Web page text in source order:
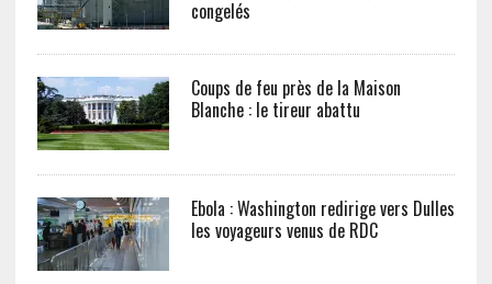
congelés
Coups de feu près de la Maison
Blanche : le tireur abattu
Ebola : Washington redirige vers Dulles
les voyageurs venus de RDC